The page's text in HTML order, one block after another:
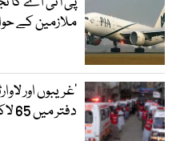
ملازمین کے
’غریبوں اور
دفتر میں 65 لاکھ روپے کی ڈکیتی